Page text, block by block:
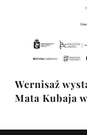
Wernisaż
Mata Kubaja